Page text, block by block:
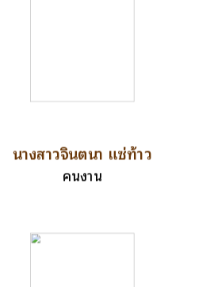
นางสาวจินตนา แซ่ท้าว
คนงาน